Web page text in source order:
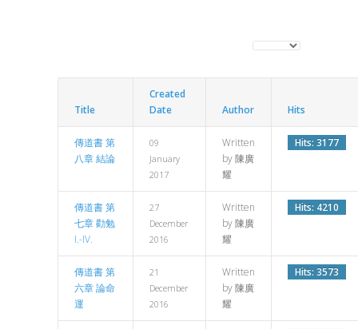
Display #
Title
Created
Date
Author Hits
傳道書 第
八章 結論
09
January
2017
Written
by 陳廣
耀
Hits: 3177
傳道書 第
七章 勸勉
I.-IV.
27
December
2016
Written
by 陳廣
耀
Hits: 4210
傳道書 第
六章 論命
運
21
December
2016
Written
by 陳廣
耀
Hits: 3573